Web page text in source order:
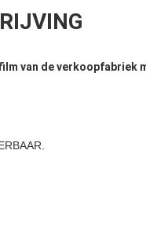
van de verkoopfabriek